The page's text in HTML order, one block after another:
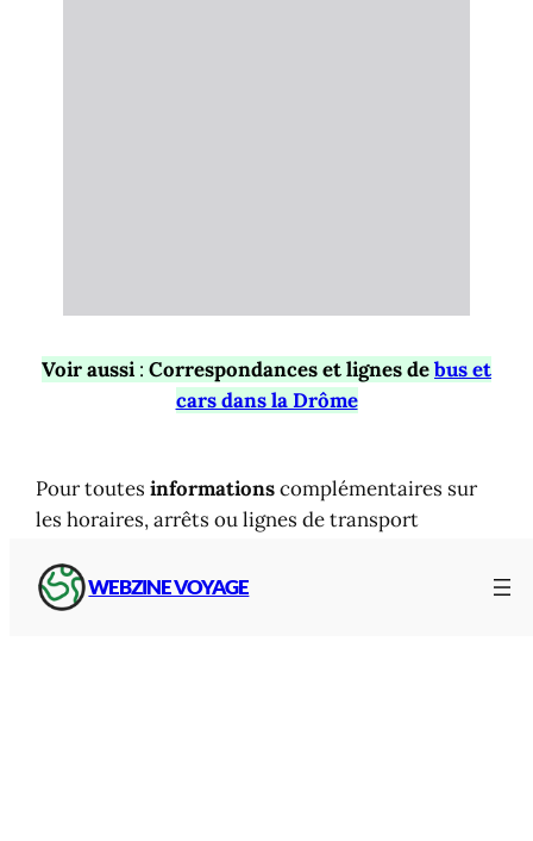
WEBZINE VOYAGE
Voir aussi : Correspondances et lignes debus et
cars dans la Drôme
Pour toutesinformationscomplémentaires sur
les horaires, arrêts ou lignes de transport
renseignez-vous directement :